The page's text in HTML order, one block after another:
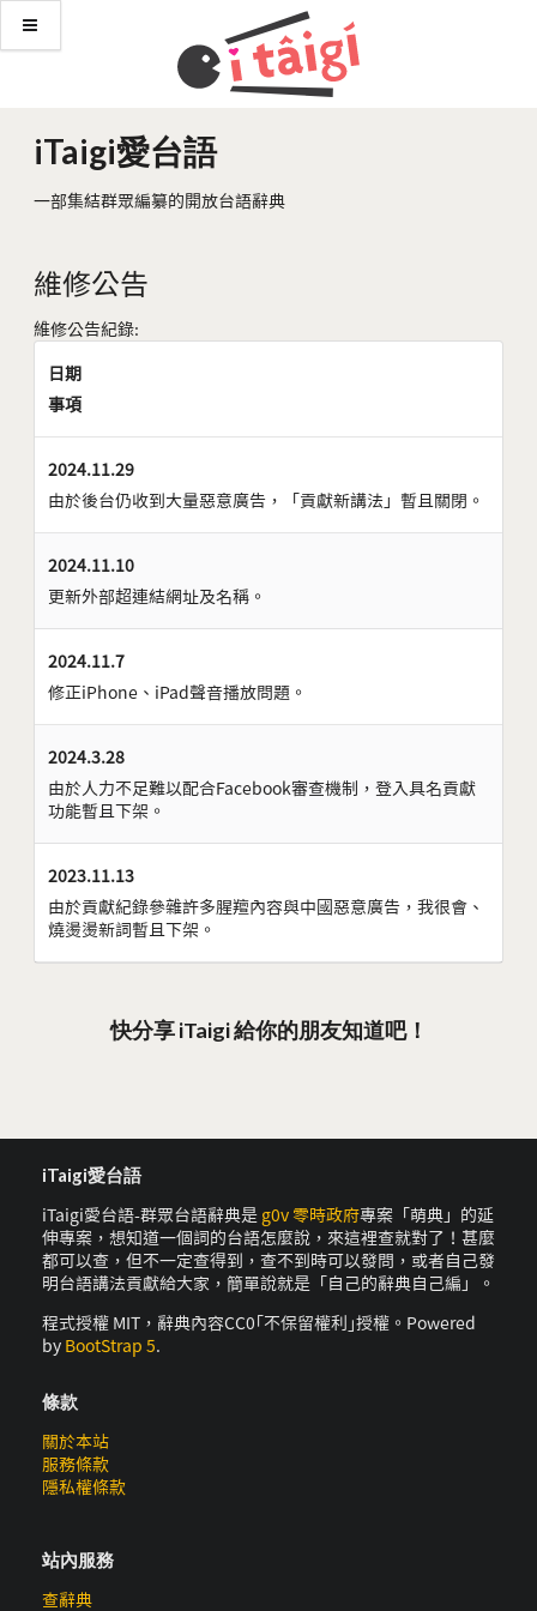
iTaigi愛台語
一部集結群眾編纂的開放台語辭典
維修公告
維修公告紀錄:
日期
事項
2024.11.29
由於後台仍收到大量惡意廣告，「貢獻新講法」暫且關閉。
2024.11.10
更新外部超連結網址及名稱。
2024.11.7
修正iPhone、iPad聲音播放問題。
2024.3.28
由於人力不足難以配合Facebook審查機制，登入具名貢獻
功能暫且下架。
2023.11.13
由於貢獻紀錄參雜許多腥羶內容與中國惡意廣告，我很會、
燒燙燙新詞暫且下架。
快分享 iTaigi 給你的朋友知道吧！
iTaigi愛台語
iTaigi愛台語-群眾台語辭典是 g0v 零時政府專案「萌典」的延
伸專案，想知道一個詞的台語怎麼說，來這裡查就對了！甚麼
都可以查，但不一定查得到，查不到時可以發問，或者自己發
明台語講法貢獻給大家，簡單說就是「自己的辭典自己編」。
程式授權 MIT，辭典內容CC0｢不保留權利｣授權。Powered
by BootStrap 5.
條款
關於本站
服務條款
隱私權條款
站內服務
查辭典